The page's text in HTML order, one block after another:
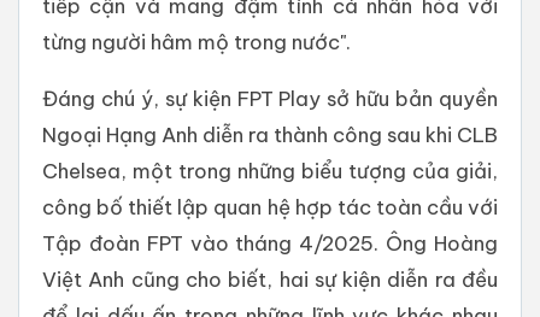
tiếp cận và mang đậm tính cá nhân hóa với
từng người hâm mộ trong nước".
Đáng chú ý, sự kiện FPT Play sở hữu bản quyền
Ngoại Hạng Anh diễn ra thành công sau khi CLB
Chelsea, một trong những biểu tượng của giải,
công bố thiết lập quan hệ hợp tác toàn cầu với
Tập đoàn FPT vào tháng 4/2025. Ông Hoàng
Việt Anh cũng cho biết, hai sự kiện diễn ra đều